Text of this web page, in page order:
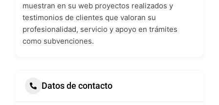
muestran en su web proyectos realizados y
testimonios de clientes que valoran su
profesionalidad, servicio y apoyo en trámites
como subvenciones.
Datos de contacto